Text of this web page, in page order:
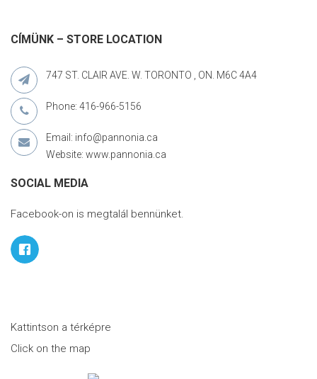
CÍMÜNK – STORE LOCATION
747 ST. CLAIR AVE. W. TORONTO , ON. M6C 4A4
Phone: 416-966-5156
Email: info@pannonia.ca
Website: www.pannonia.ca
SOCIAL MEDIA
Facebook-on is megtalál bennünket.
Kattintson a térképre
Click on the map